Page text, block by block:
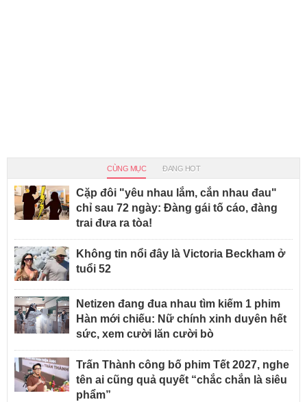
CÙNG MỤC ĐANG HOT
Cặp đôi "yêu nhau lắm, cắn nhau đau"
chỉ sau 72 ngày: Đàng gái tố cáo, đàng
trai đưa ra tòa!
Không tin nổi đây là Victoria Beckham ở
tuổi 52
Netizen đang đua nhau tìm kiếm 1 phim
Hàn mới chiếu: Nữ chính xinh duyên hết
sức, xem cười lăn cười bò
Trấn Thành công bố phim Tết 2027, nghe
tên ai cũng quả quyết “chắc chắn là siêu
phẩm”